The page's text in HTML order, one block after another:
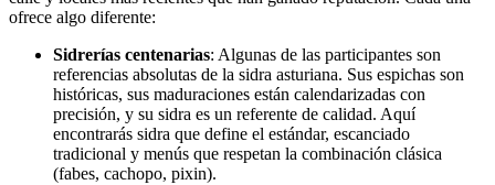
ofrece algo diferente:
Sidrerías centenarias: Algunas de las participantes son
referencias absolutas de la sidra asturiana. Sus espichas son
históricas, sus maduraciones están calendarizadas con
precisión, y su sidra es un referente de calidad. Aquí
encontrarás sidra que define el estándar, escanciado
tradicional y menús que respetan la combinación clásica
(fabes, cachopo, pixin).